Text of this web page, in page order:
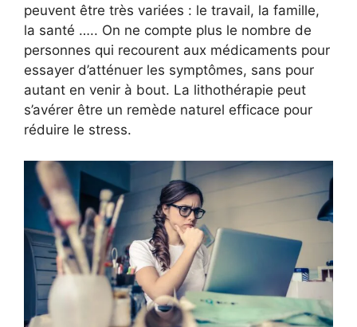
peuvent être très variées : le travail, la famille,
la santé ….. On ne compte plus le nombre de
personnes qui recourent aux médicaments pour
essayer d’atténuer les symptômes, sans pour
autant en venir à bout. La lithothérapie peut
s’avérer être un remède naturel efficace pour
réduire le stress.